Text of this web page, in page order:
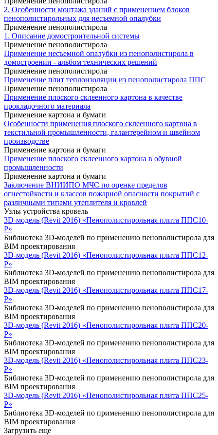
2. Особенности монтажа зданий с применением блоков
пенополистирольных для несъемной опалубки
Применение пенополистирола
1. Описание домостроительной системы
Применение пенополистирола
Применение несъемной опалубки из пенополистирола в
домостроении - альбом технических решений
Применение пенополистирола
Применение плит теплоизоляции из пенополистирола ППС
Применение пенополистирола
Применение плоского склеенного картона в качестве
прокладочного материала
Применение картона и бумаги
Особенности применения плоского склеенного картона в
текстильной промышленности, галантерейном и швейном
производстве
Применение картона и бумаги
Применение плоского склеенного картона в обувной
промышленности
Применение картона и бумаги
Заключение ВНИИПО МЧС по оценке пределов
огнестойкости и классов пожарной опасности покрытий с
различными типами утеплителя и кровлей
Узлы устройства кровель
3D-модель (Revit 2016) «Пенополистирольная плита ППС10-
Р»
Библиотека 3D-моделей по применению пенополистирола для
BIM проектирования
3D-модель (Revit 2016) «Пенополистирольная плита ППС12-
Р»
Библиотека 3D-моделей по применению пенополистирола для
BIM проектирования
3D-модель (Revit 2016) «Пенополистирольная плита ППС17-
Р»
Библиотека 3D-моделей по применению пенополистирола для
BIM проектирования
3D-модель (Revit 2016) «Пенополистирольная плита ППС20-
Р»
Библиотека 3D-моделей по применению пенополистирола для
BIM проектирования
3D-модель (Revit 2016) «Пенополистирольная плита ППС23-
Р»
Библиотека 3D-моделей по применению пенополистирола для
BIM проектирования
3D-модель (Revit 2016) «Пенополистирольная плита ППС25-
Р»
Библиотека 3D-моделей по применению пенополистирола для
BIM проектирования
Загрузить еще